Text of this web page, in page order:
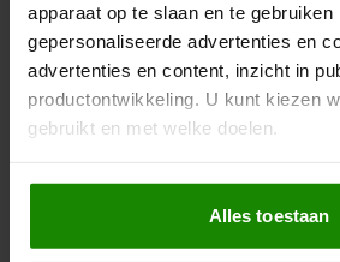
apparaat op te slaan en te gebruiken
gepersonaliseerde advertenties en
advertenties en content, inzicht in
productontwikkeling. U kunt kiezen
gebruikt en met welke doelen.
Als u het toestaat, willen we ook
Informatie verzamelen over
locatie, die tot een paar meter
Alles toestaan